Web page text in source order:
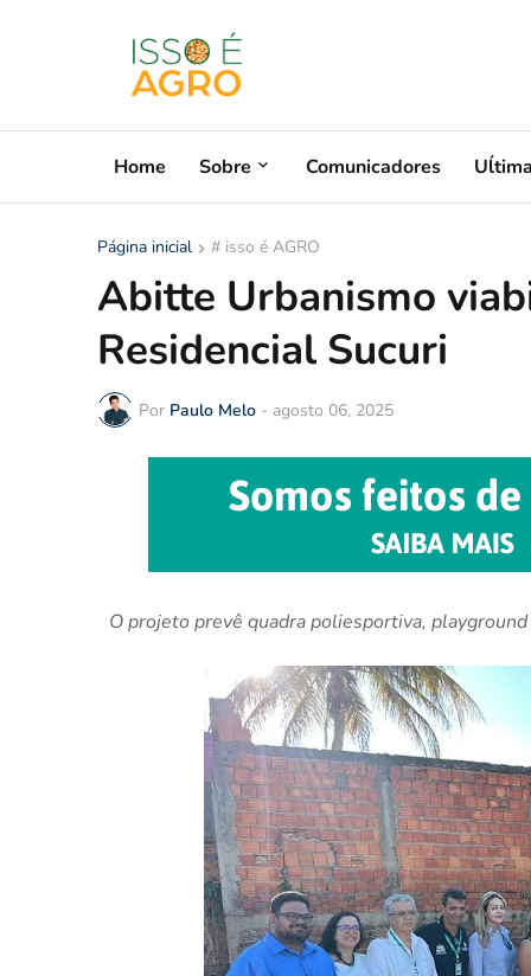
Home Sobre Comunicadores
Página inicial # isso é AGRO
Abitte Urbanismo
Residencial Sucuri
Por Paulo Melo - agosto 06, 2025
O projeto prevê quadra poliesportiva,